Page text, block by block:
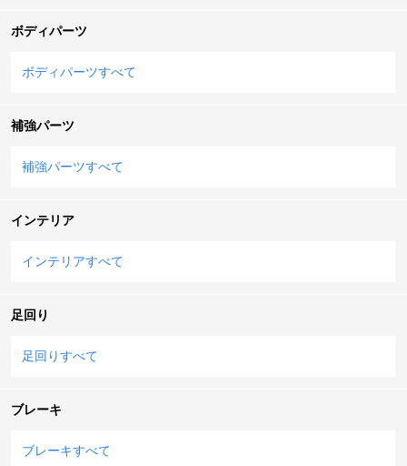
ボディパーツ
ボディパーツすべて
補強パーツ
補強パーツすべて
インテリア
インテリアすべて
足回り
足回りすべて
ブレーキ
ブレーキすべて